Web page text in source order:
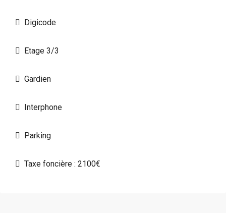
Digicode
Etage 3/3
Gardien
Interphone
Parking
Taxe foncière : 2100€